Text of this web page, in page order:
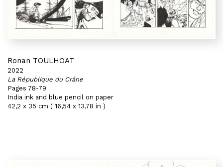
Ronan TOULHOAT
2022
La République du Crâne
Pages 78-79
India ink and blue pencil on paper
42,2 x 35 cm ( 16,54 x 13,78 in )